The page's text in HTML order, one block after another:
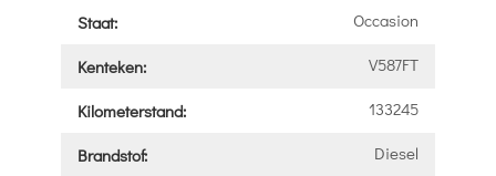
Staat: Occasion
Kenteken: V587FT
Kilometerstand: 133245
Brandstof: Diesel